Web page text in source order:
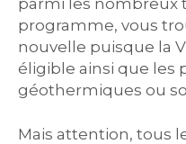
parmi les nombreux
programme, vous
nouvelle puisque la
éligible ainsi que les
géothermiques ou
Mais attention, tous